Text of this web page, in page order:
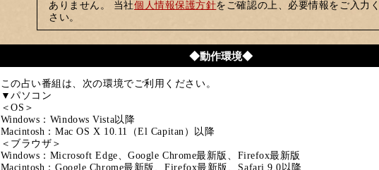
ありません。 当社個人情報保護方針をご確認の上、必要情報をご入力
さい。
◆動作環境◆
この占い番組は、次の環境でご利用ください。
▼パソコン
＜OS＞
Windows：Windows Vista以降
Macintosh：Mac OS X 10.11（El Capitan）以降
＜ブラウザ＞
Windows：Microsoft Edge、Google Chrome最新版、Firefox最新版
Macintosh：Google Chrome最新版、Firefox最新版、Safari 9.0以降